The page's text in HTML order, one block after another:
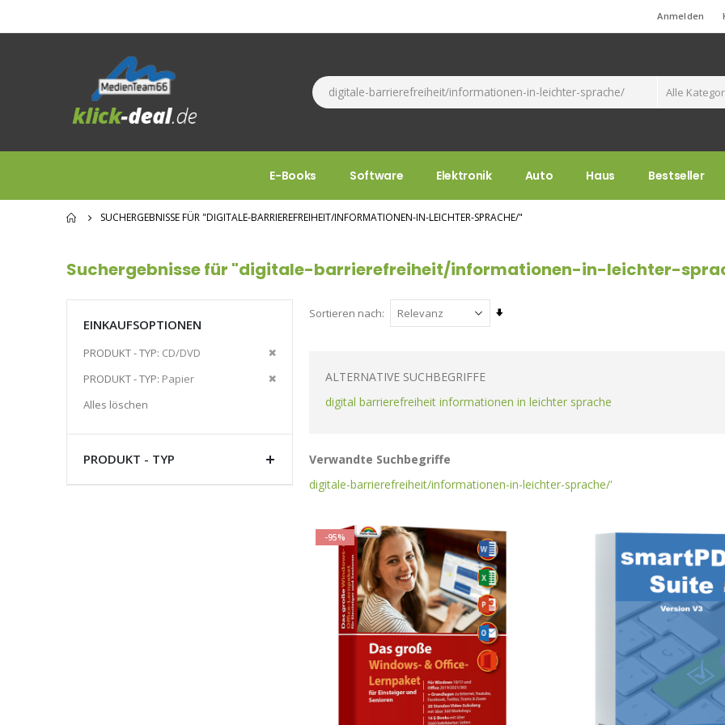
Anmelden
E-Books Software Elektronik Auto Haus Bestseller
SUCHERGEBNISSE FÜR "DIGITALE-BARRIEREFREIHEIT/INFORMATIONEN-IN-LEICHTER-SPRACHE/"
Suchergebnisse für "digitale-barrierefreiheit/informationen-in-leichter-
Sortieren nach
Aufsteigend
ALTERNATIVE SUCHBEGRIFFE
digital barrierefreiheit informationen in leichter sprache
Verwandte Suchbegriffe
digitale-barrierefreiheit/informationen-in-leichter-sprache/'
-95%
EINKAUFSOPTIONEN
PRODUKT - TYP CD/DVD
Diesen
PRODUKT - TYP Papier
Diesen
Alles löschen
PRODUKT - TYP